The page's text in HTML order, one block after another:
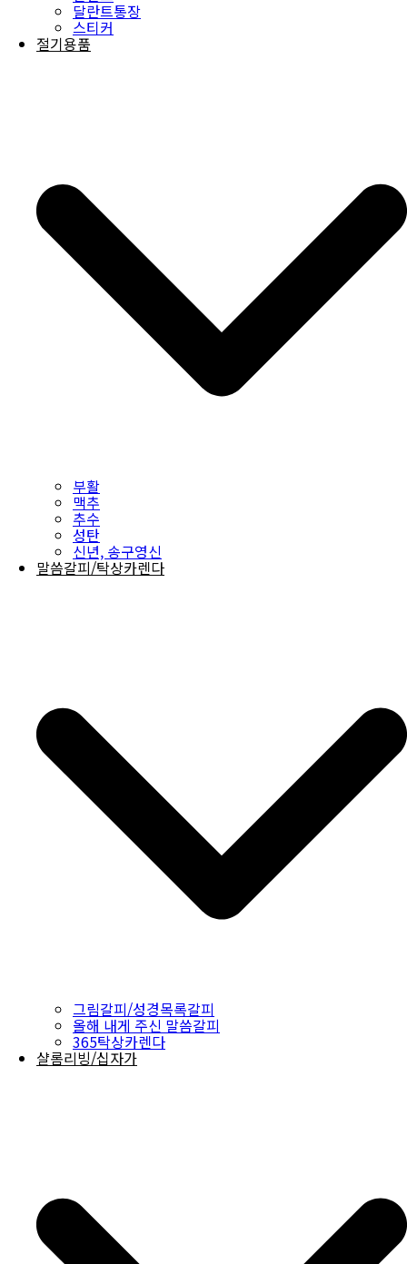
달란트통장
스티커
절기용품
부활
맥추
추수
성탄
신년, 송구영신
말씀갈피/탁상카렌다
그림갈피/성경목록갈피
올해 내게 주신 말씀갈피
365탁상카렌다
샬롬리빙/십자가